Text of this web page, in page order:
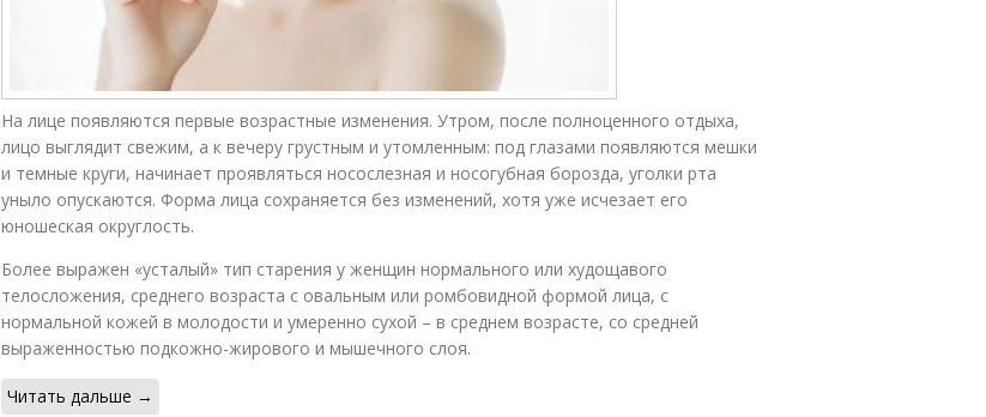
На лице появляются первые возрастные изменения. Утром, после полноценного отдыха,
лицо выглядит свежим, а к вечеру грустным и утомленным: под глазами появляются мешки
и темные круги, начинает проявляться носослезная и носогубная борозда, уголки рта
уныло опускаются. Форма лица сохраняется без изменений, хотя уже исчезает его
юношеская округлость.
Более выражен «усталый» тип старения у женщин нормального или худощавого
телосложения, среднего возраста с овальным или ромбовидной формой лица, с
нормальной кожей в молодости и умеренно сухой – в среднем возрасте, со средней
выраженностью подкожно-жирового и мышечного слоя.
Читать дальше →